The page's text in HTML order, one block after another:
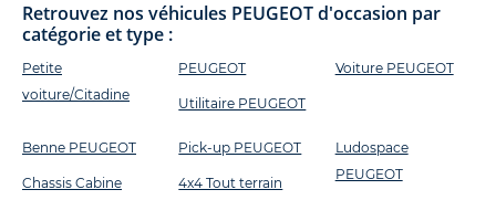
Retrouvez nos véhicules PEUGEOT d'occasion par
catégorie et type :
Petite
voiture/Citadine
PEUGEOT
Utilitaire PEUGEOT
Voiture PEUGEOT
Benne PEUGEOT
Chassis Cabine
Pick-up PEUGEOT
4x4 Tout terrain
Ludospace
PEUGEOT